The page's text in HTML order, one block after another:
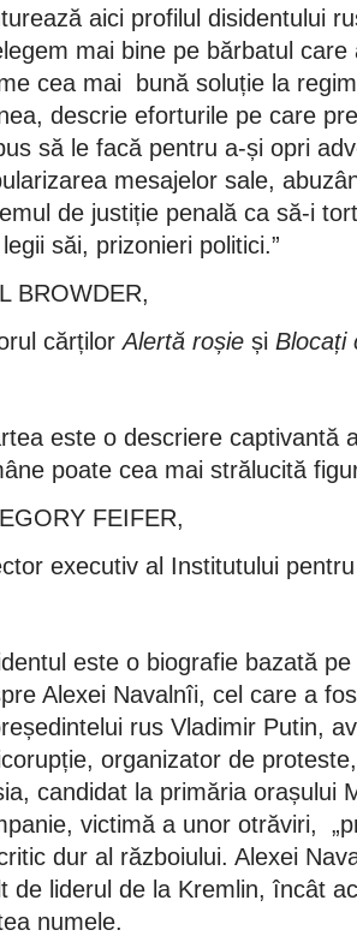
aici profilul disidentului
mai bine pe bărbatul
cea mai
bună soluție la
descrie eforturile pe care
să le facă pentru a-și opri
mesajelor sale,
de justiție penală ca să-i
săi, prizonieri politici.”
BROWDER,
cărțilorAlertă roșie și Blocați
este o descriere captivantă
poate cea mai strălucită
FEIFER,
executiv al Institutului
este o biografie bazată
Alexei Navalnîi, cel care a
rus Vladimir Putin,
organizator de
candidat la primăria orașului
victimă a unor otrăviri,
dur al războiului. Alexei
de liderul de la Kremlin, încât
numele.